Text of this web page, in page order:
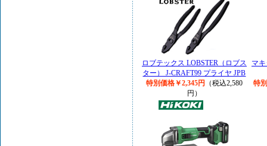
ロブテックス LOBSTER（ロブス
ター） J-CRAFT99 プライヤ JPB
特別価格￥2,345円
（税込2,580
円）
マ
特